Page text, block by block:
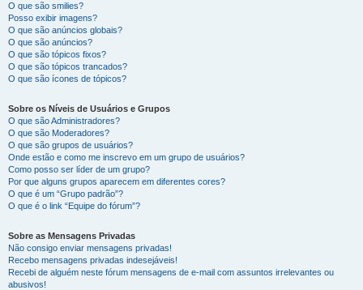
O que são smilies?
Posso exibir imagens?
O que são anúncios globais?
O que são anúncios?
O que são tópicos fixos?
O que são tópicos trancados?
O que são ícones de tópicos?
Sobre os Níveis de Usuários e Grupos
O que são Administradores?
O que são Moderadores?
O que são grupos de usuários?
Onde estão e como me inscrevo em um grupo de usuários?
Como posso ser líder de um grupo?
Por que alguns grupos aparecem em diferentes cores?
O que é um “Grupo padrão”?
O que é o link “Equipe do fórum”?
Sobre as Mensagens Privadas
Não consigo enviar mensagens privadas!
Recebo mensagens privadas indesejáveis!
Recebi de alguém neste fórum mensagens de e-mail com assuntos irrelevantes ou
abusivos!